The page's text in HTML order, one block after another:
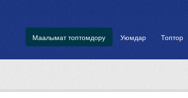
Маалымат топтомдору Уюмдар Топтор